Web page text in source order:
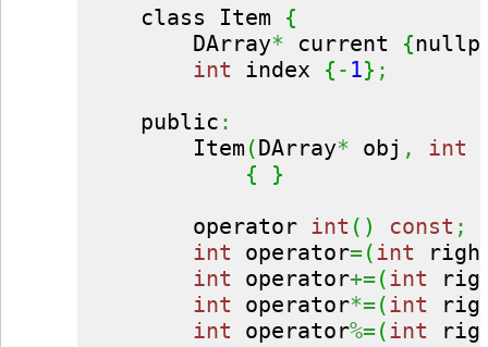
class Item {
DArray* current {
int index { - 1} ;
public :
Item ( DArray* obj , int
{
}
operator int ( ) const ;
int operator=(int
int operator+=(int
int operator*=(int
int operator%=(int